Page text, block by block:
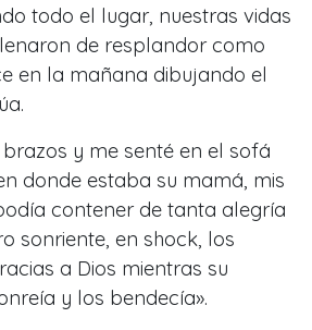
todo el lugar, nuestras vidas
de resplandor como
en la mañana dibujando el
y me senté en el sofá
donde estaba su mamá, mis
contener de tanta alegría
sonriente, en shock, los
a Dios mientras su
y los bendecía».